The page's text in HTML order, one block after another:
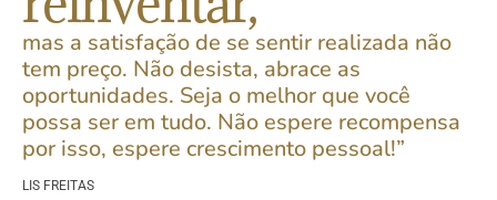
mas a satisfação de se sentir realizada não
tem preço. Não desista, abrace as
oportunidades. Seja o melhor que você
possa ser em tudo. Não espere recompensa
por isso, espere crescimento pessoal!”
LIS FREITAS